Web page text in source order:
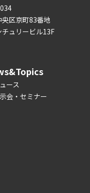
区京町83番地
チュリービル13F
ース
会・セミナー